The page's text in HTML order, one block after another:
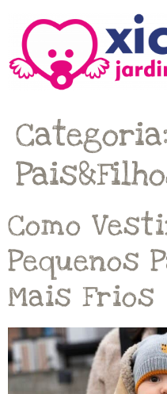
Categoria:
Como
Pequenos
Mais Frios